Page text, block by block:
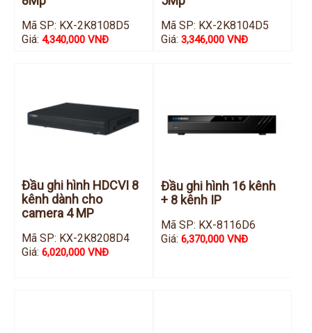
Mã SP: KX-2K8108D5
Giá:4,340,000 VNĐ
Mã SP: KX-2K8104D5
Giá: 3,346,000 VNĐ
Đầu ghi hình HDCVI 8
kênh dành cho
camera 4 MP
Mã SP: KX-2K8208D4
Giá:6,020,000 VNĐ
Đầu ghi hình 16 kênh
+ 8 kênh IP
Mã SP: KX-8116D6
Giá: 6,370,000 VNĐ